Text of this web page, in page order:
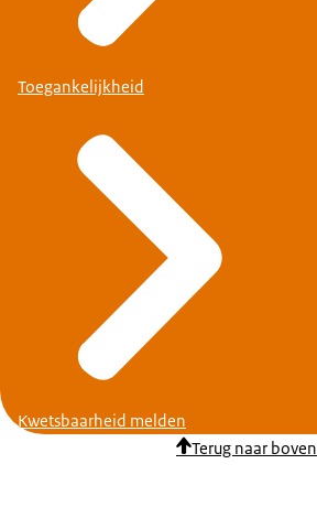
Toegankelijkheid
Kwetsbaarheid melden
Terug naar boven